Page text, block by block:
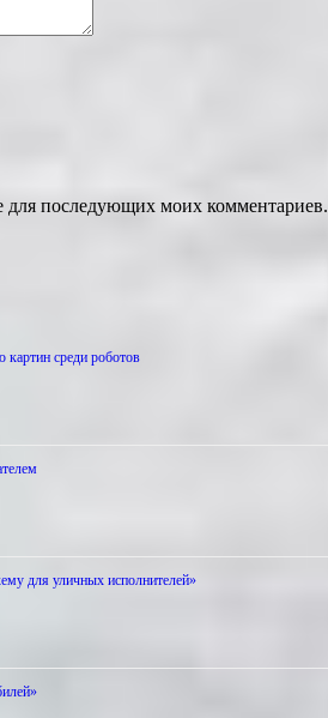
для последующих моих комментариев.
среди роботов
для уличных исполнителей»